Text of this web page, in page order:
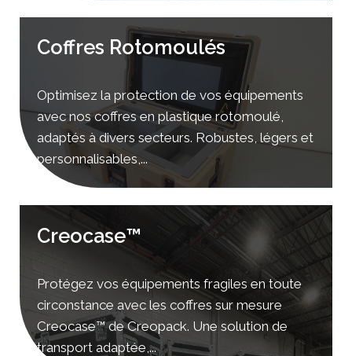
Coffres Rotomoulés
Optimisez la protection de vos équipements
avec nos coffres en plastique rotomoulé,
adaptés à divers secteurs. Robustes, légers et
personnalisables,...
Creocase™
Protégez vos équipements fragiles en toute
circonstance avec les coffres sur mesure
Creocase™ de Creopack. Une solution de
transport adaptée,...